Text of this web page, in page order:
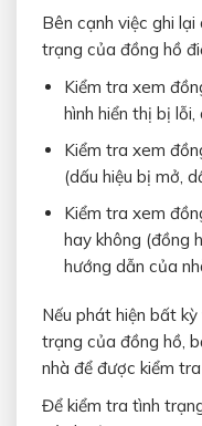
Bên cạnh việc ghi
trạng của đồng hồ
Kiểm tra xem
hình hiển thị bị lỗi,
Kiểm tra xem
(dấu hiệu bị mở,
Kiểm tra xem
hay không (đồng
hướng dẫn của
Nếu phát hiện bất
trạng của đồng hồ,
nhà để được kiểm
Để kiểm tra tình